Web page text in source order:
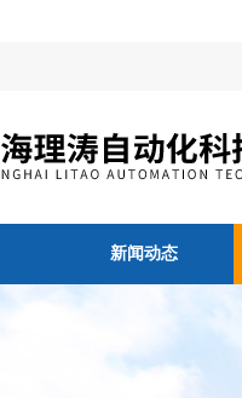
新闻动态